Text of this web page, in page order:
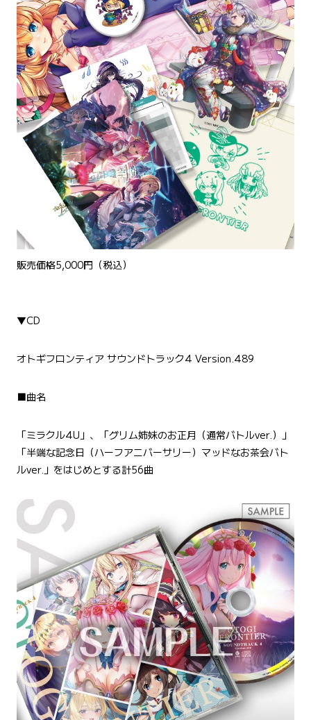
販売価格5,000円（税込）
▼CD
オトギフロンティア サウンドトラック4 Version.489
■曲名
「ミラクル4U」、「グリム姉妹のお正月（通常バトルver.）」
「半端な記念日（ハーフアニバーサリー）マッドなお茶会バト
ルver.」をはじめとする計56曲